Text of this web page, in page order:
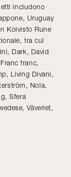
includono
Uruguay
Koivisto Rune
tra cui
Dark, David
franc,
Living Divani,
Nola,
Sfera
Väveriet,